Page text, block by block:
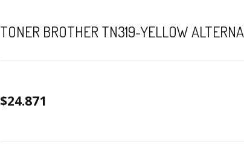
TONER BROTHER TN319-YELLOW
$24.871